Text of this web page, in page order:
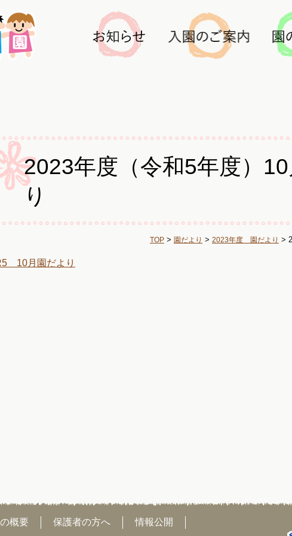
2023年度（令和5年度）
り
TOP > 園だより > 2023年度 園だより >
10月園だより
概要 保護者の方へ 情報公開